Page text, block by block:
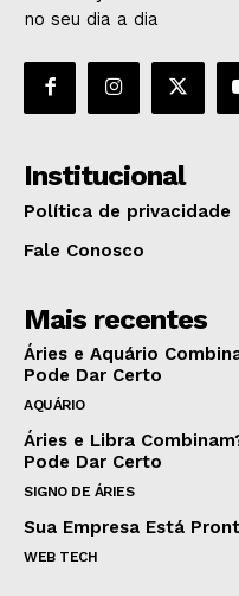
no seu dia a dia
Institucional
Política de privacidade
Fale Conosco
Mais recentes
Áries e Aquário
Pode Dar Certo
AQUÁRIO
Áries e Libra
Pode Dar Certo
SIGNO DE ÁRIES
Sua Empresa Está
WEB TECH